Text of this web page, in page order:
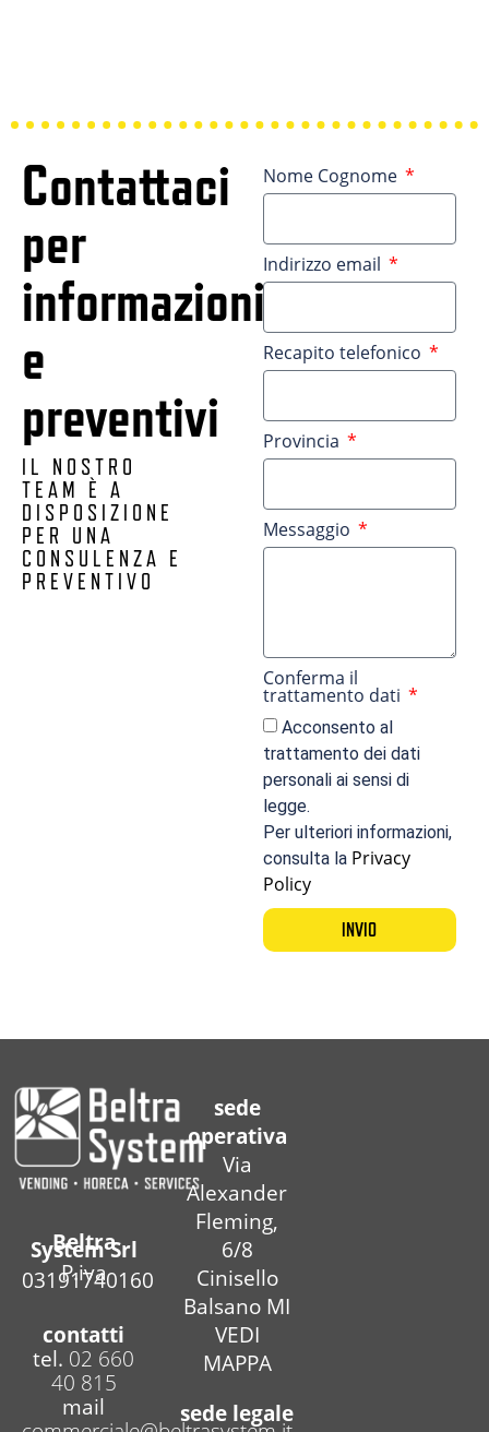
Contattaci
per
informazioni
e
preventivi
IL NOSTRO
TEAM È A
DISPOSIZIONE
PER UNA
CONSULENZA E
PREVENTIVO
Nome Cognome
Indirizzo email
Recapito telefonico
Provincia
Messaggio
Conferma il
trattamento dati
Acconsento al
trattamento dei dati
personali ai sensi di
legge.
Per ulteriori informazioni,
consulta la Privacy
Policy
INVIO
Beltra
System Srl
P.iva
03191740160
contatti
tel. 02 660
40 815
mail
sede
operativa
Via
Alexander
Fleming,
6/8
Cinisello
Balsano MI
VEDI
MAPPA
sede legale